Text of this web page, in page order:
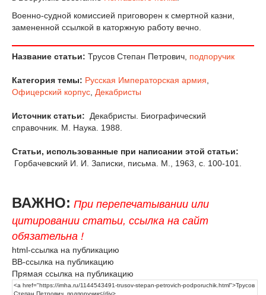
Военно-судной комиссией приговорен к смертной казни,
замененной ссылкой в каторжную работу вечно.
Название статьи: Трусов Степан Петрович, подпоручик
Категория темы: Русская Императорская армия
Офицерский корпус Декабристы
Источник статьи:
Декабристы. Биографический
справочник. М. Наука. 1988.
Статьи, использованные при написании этой статьи:
Горбачевский И. И. Записки, письма. М., 1963, с. 100-101.
ВАЖНО: При перепечатывании или
цитировании статьи, ссылка на сайт
обязательна !
html-ссылка на публикацию
BB-ссылка на публикацию
Прямая ссылка на публикацию